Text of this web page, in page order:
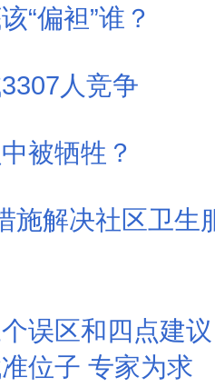
“偏袒”谁？
人竞争
被牺牲？
施解决社区卫生
误区和四点建议
位子 专家为求